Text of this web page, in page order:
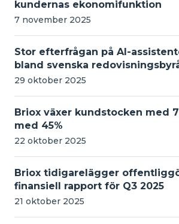
kundernas ekonomifunktion
7 november 2025
Stor efterfrågan på AI-
bland svenska
29 oktober 2025
Briox växer kundstocken med
med 45%
22 oktober 2025
Briox tidigarelägger
finansiell rapport för Q3 2025
21 oktober 2025